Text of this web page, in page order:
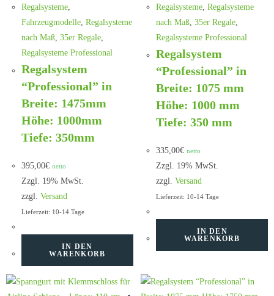
Regalsysteme,
Fahrzeugmodelle, Regalsysteme
nach Maß, 35er Regale,
Regalsysteme Professional
Regalsystem
“Professional” in
Breite: 1475mm
Höhe: 1000mm
Tiefe: 350mm
395,00€ netto
Zzgl. 19% MwSt.
zzgl. Versand
Lieferzeit: 10-14 Tage
IN DEN
WARENKORB
Regalsysteme,Regalsysteme
nach Maß,35er Regale,
Regalsysteme Professional
Regalsystem
“Professional” in
Breite: 1075 mm
Höhe: 1000 mm
Tiefe: 350 mm
335,00€ netto
Zzgl. 19% MwSt.
zzgl.Versand
Lieferzeit: 10-14 Tage
IN DEN
WARENKORB